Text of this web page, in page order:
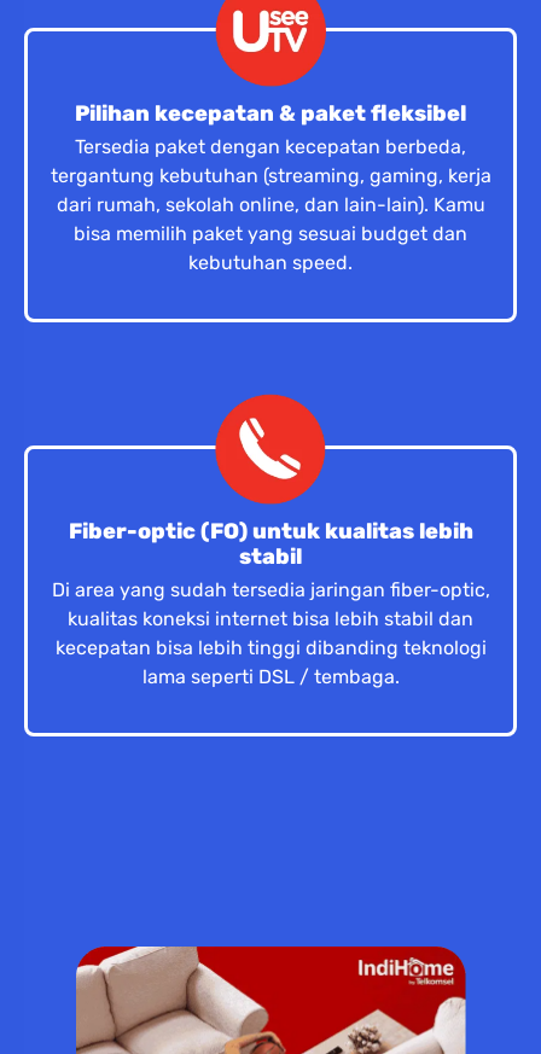
Pilihan kecepatan & paket fleksibel
Tersedia paket dengan kecepatan berbeda,
tergantung kebutuhan (streaming, gaming, kerja
dari rumah, sekolah online, dan lain-lain). Kamu
bisa memilih paket yang sesuai budget dan
kebutuhan speed.
Fiber-optic (FO) untuk kualitas lebih
stabil
Di area yang sudah tersedia jaringan fiber-optic,
kualitas koneksi internet bisa lebih stabil dan
kecepatan bisa lebih tinggi dibanding teknologi
lama seperti DSL / tembaga.